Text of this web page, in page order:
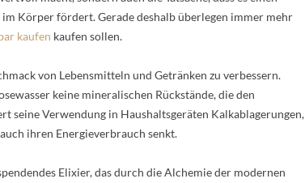
Körper fördert. Gerade deshalb überlegen immer mehr
kaufen kaufen sollen.
von Lebensmitteln und Getränken zu verbessern.
keine mineralischen Rückstände, die den
seine Verwendung in Haushaltsgeräten Kalkablagerungen,
ihren Energieverbrauch senkt.
Elixier, das durch die Alchemie der modernen